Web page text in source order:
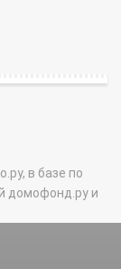
в базе по
домофонд.ру и